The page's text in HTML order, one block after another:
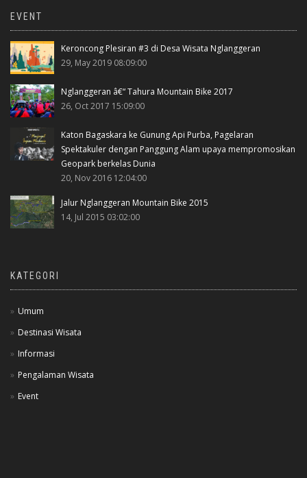
EVENT
Keroncong Plesiran #3 di Desa Wisata Nglanggeran
29, May 2019 08:09:00
Nglanggeran â€“ Tahura Mountain Bike 2017
26, Oct 2017 15:09:00
Katon Bagaskara ke Gunung Api Purba, Pagelaran
Spektakuler dengan Panggung Alam upaya mempromosikan
Geopark berkelas Dunia
20, Nov 2016 12:04:00
Jalur Nglanggeran Mountain Bike 2015
14, Jul 2015 03:02:00
KATEGORI
Umum
Destinasi Wisata
Informasi
Pengalaman Wisata
Event